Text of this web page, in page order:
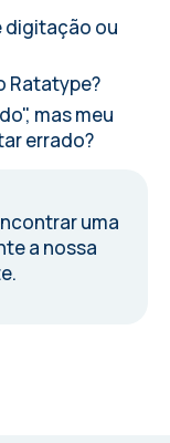
digitação ou
Ratatype?
mas meu
errado?
uma
a nossa